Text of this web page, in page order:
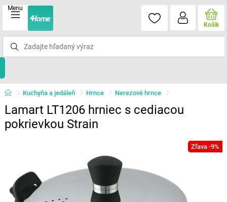
Menu
Košík
Kuchyňa a jedáleň Hrnce Nerezové hrnce
Lamart LT1206 hrniec s cediacou
pokrievkou Strain
Zľava -9%